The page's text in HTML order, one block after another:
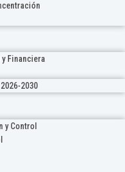
Financiera
2030
y Control